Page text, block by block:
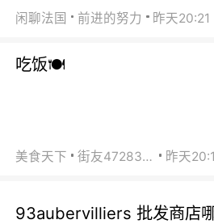
闲聊法国 前进的努力 昨天20:21
吃饭🍽️
美食天下 街友472838572 昨天
93aubervilliers 批发商店